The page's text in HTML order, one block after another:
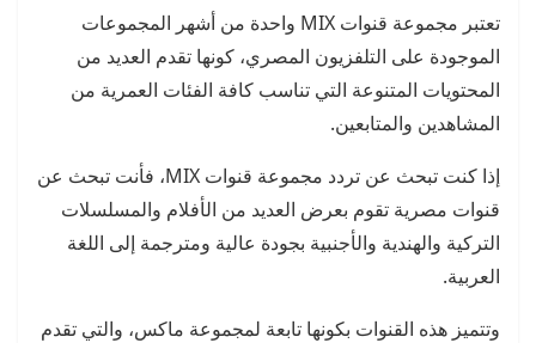
تعتبر مجموعة قنوات MIX واحدة من أشهر المجموعات
الموجودة على التلفزيون المصري، كونها تقدم العديد من
المحتويات المتنوعة التي تناسب كافة الفئات العمرية من
المشاهدين والمتابعين.
إذا كنت تبحث عن تردد مجموعة قنوات MIX، فأنت تبحث عن
قنوات مصرية تقوم بعرض العديد من الأفلام والمسلسلات
التركية والهندية والأجنبية بجودة عالية ومترجمة إلى اللغة
العربية.
وتتميز هذه القنوات بكونها تابعة لمجموعة ماكس، والتي تقدم